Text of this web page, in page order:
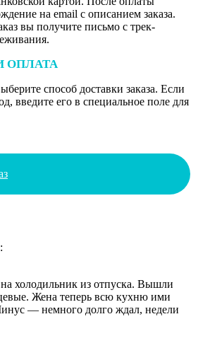
на email с описанием заказа.
вы получите письмо с трек-
ОПЛАТА
способ доставки заказа. Если
введите его в специальное поле для
:
холодильник из отпуска. Вышли
Жена теперь всю кухню ими
— немного долго ждал, недели